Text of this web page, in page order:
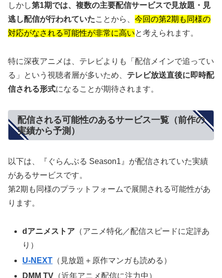
しかし第1期では、複数の主要配信サービスで見放題・見
逃し配信が行われていたことから、 今回の第2期も同様の
対応がなされる可能性が非常に高いと考えられます。
特に深夜アニメは、テレビよりも「配信メインで追ってい
る」という視聴者層が多いため、 テレビ放送直後に即時配
信される形式になることが期待されます。
配信される可能性のあるサービス一覧（前作の
実績から予測）
以下は、『ぐらんぶる Season1』が配信されていた実績
があるサービスです。
第2期も同様のプラットフォームで展開される可能性があ
ります。
dアニメストア （アニメ特化／配信スピードに定評あ
り）
U-NEXT （見放題＋原作マンガも読める）
DMM TV （近年アニメ配信に注力中）